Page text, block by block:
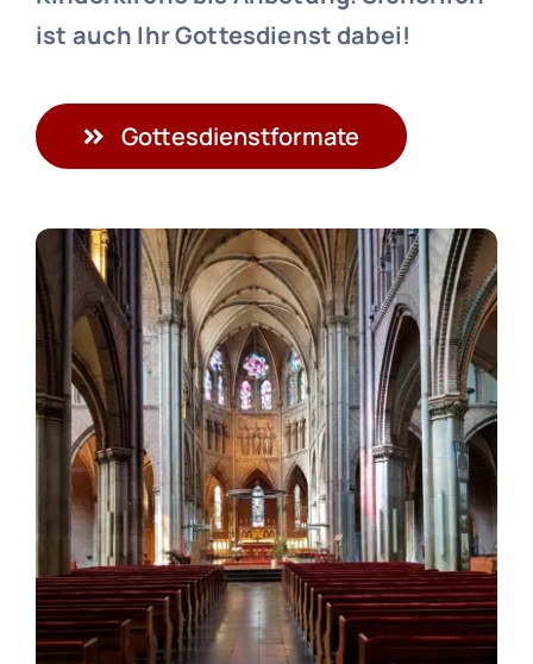
ist auch Ihr Gottesdienst dabei!
Gottesdienstformate